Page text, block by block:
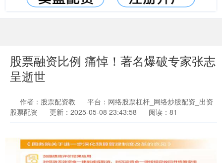
股票融资比例 痛悼！著名爆破专家张志
呈逝世
作者：股票配资教
平台：网络股票杠杆_网络炒股配资_出资
股票配资
更新：2025-05-08 23:43:58 阅读：81